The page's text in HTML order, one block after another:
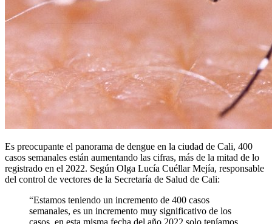
Es preocupante el panorama de dengue en la ciudad de Cali, 400
casos semanales están aumentando las cifras, más de la mitad de lo
registrado en el 2022. Según Olga Lucía Cuéllar Mejía, responsable
del control de vectores de la Secretaría de Salud de Cali:
“Estamos teniendo un incremento de 400 casos
semanales, es un incremento muy significativo de los
casos, en esta misma fecha del año 2022 solo teníamos